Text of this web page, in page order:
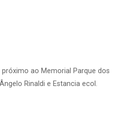
ao Memorial Parque dos
Rinaldi e Estancia ecol.